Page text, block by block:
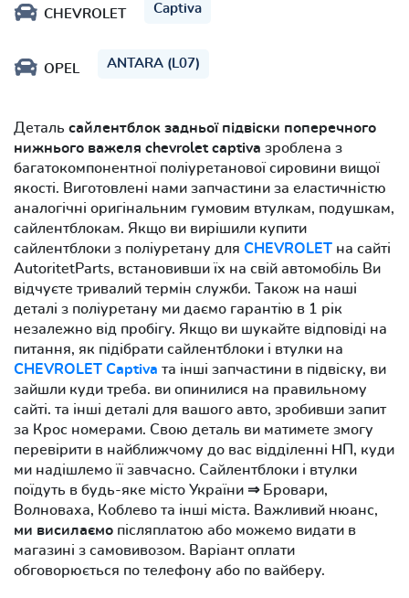
CHEVROLET Captiva
OPEL ANTARA (L07)
Деталь сайлентблок задньої підвіски поперечного
нижнього важеля chevrolet captiva зроблена з
багатокомпонентної поліуретанової сировини вищої
якості. Виготовлені нами запчастини за еластичністю
аналогічні оригінальним гумовим втулкам, подушкам,
сайлентблокам. Якщо ви вирішили купити
сайлентблоки з поліуретану для CHEVROLET на сайті
AutoritetParts, встановивши їх на свій автомобіль Ви
відчуєте тривалий термін служби. Також на наші
деталі з поліуретану ми даємо гарантію в 1 рік
незалежно від пробігу. Якщо ви шукайте відповіді на
питання, як підібрати сайлентблоки і втулки на
CHEVROLET Captiva та інші запчастини в підвіску, ви
зайшли куди треба. ви опинилися на правильному
сайті. та інші деталі для вашого авто, зробивши запит
за Крос номерами. Свою деталь ви матимете змогу
перевірити в найближчому до вас відділенні НП, куди
ми надішлемо її завчасно. Сайлентблоки і втулки
поїдуть в будь-яке місто України ⇒ Бровари,
Волноваха, Коблево та інші міста. Важливий нюанс,
ми висилаємо післяплатою або можемо видати в
магазині з самовивозом. Варіант оплати
обговорюється по телефону або по вайберу.